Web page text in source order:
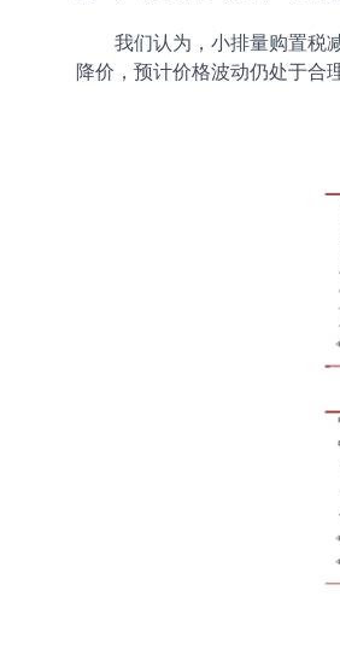
我们认为，小排量购置税
降价，预计价格波动仍处于合